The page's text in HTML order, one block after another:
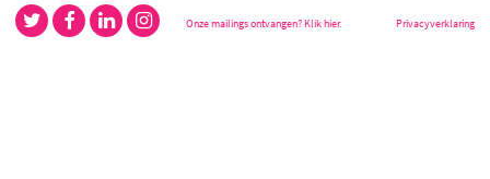
Onze mailings ontvangen? Klik hier. Privacyverklaring